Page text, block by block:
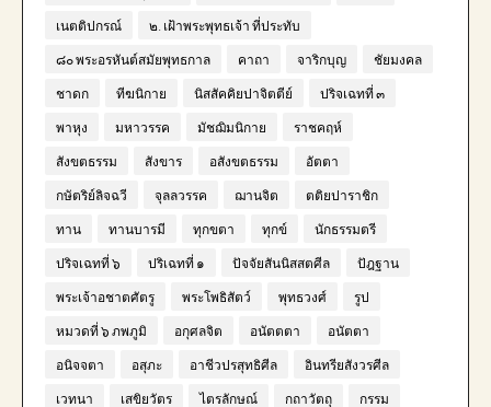
เนตติปกรณ์ ๒. เฝ้าพระพุทธเจ้า ที่ประทับ
๘๐ พระอรหันต์สมัยพุทธกาล คาถา จาริกบุญ ชัยมงคล
ชาดก ทีฆนิกาย นิสสัคคิยปาจิตตีย์ ปริจเฉทที่ ๓
พาหุง มหาวรรค มัชฌิมนิกาย ราชคฤห์
สังขตธรรม สังขาร อสังขตธรรม อัตตา
กษัตริย์ลิจฉวี จุลลวรรค ฌานจิต ตติยปาราชิก
ทาน ทานบารมี ทุกขตา ทุกข์ นักธรรมตรี
ปริจเฉทที่ ๖ ปริเฉทที่ ๑ ปัจจัยสันนิสสตศีล ปัฎฐาน
พระเจ้าอชาตศัตรู พระโพธิสัตว์ พุทธวงศ์ รูป
หมวดที่ ๖ ภพภูมิ อกุศลจิต อนัตตตา อนัตตา
อนิจจตา อสุภะ อาชีวปรสุทธิศีล อินทรียสังวรศีล
เวทนา เสขิยวัตร ไตรลักษณ์ กถาวัตถุ กรรม